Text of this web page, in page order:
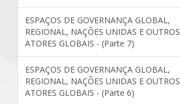
ESPAÇOS DE GOVERNANÇA GLOBAL,
REGIONAL, NAÇÕES UNIDAS E OUTROS
ATORES GLOBAIS - (Parte 7)
ESPAÇOS DE GOVERNANÇA GLOBAL,
REGIONAL, NAÇÕES UNIDAS E OUTROS
ATORES GLOBAIS - (Parte 6)